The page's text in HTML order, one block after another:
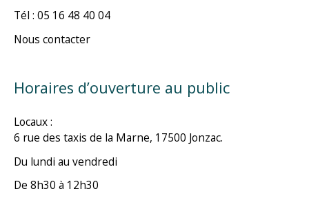
Tél : 05 16 48 40 04
Nous contacter
Horaires d’ouverture au public
Locaux :
6 rue des taxis de la Marne, 17500 Jonzac.
Du lundi au vendredi
De 8h30 à 12h30